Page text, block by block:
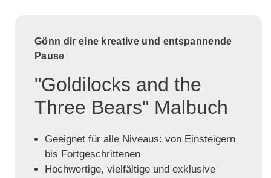
Gönn dir eine kreative und entspannende
Pause
"Goldilocks and the
Three Bears" Malbuch
Geeignet für alle Niveaus: von Einsteigern
bis Fortgeschrittenen
Hochwertige, vielfältige und exklusive